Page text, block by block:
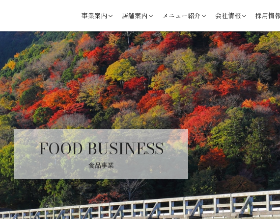
事業案内 店舗案内 メニュー紹介 会社情報 採用情
FOOD BUSINESS
食品事業